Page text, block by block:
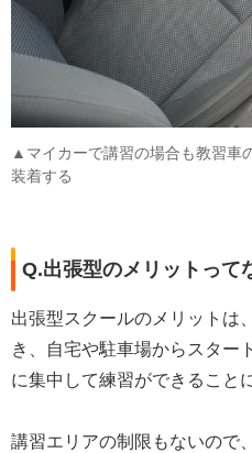
▲マイカーで講習の場合も教習車
装着する
Q.出張型のメリットって
出張型スクールのメリットは
き、自宅や駐車場からスター
に集中して練習ができること
講習エリアの制限もないので